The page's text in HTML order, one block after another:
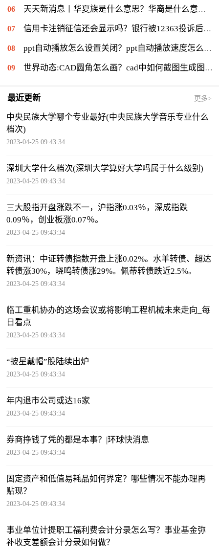
天天新消息丨华夏族是什么意思？华裔是什么意思：华侨在侨居国生下的子女
信用卡注销征信还会显示吗？银行被12363投诉后果是什么？|环球通讯
ppt自动播放怎么设置关闭？ppt自动播放速度怎么调慢？ 世界报资讯
世界动态:CAD圆角怎么画？cad中如何截图生成图片？
最近更新 更多>
中央民族大学哪个专业最好(中央民族大学音乐专业什么
档次)
2023-04-25 09:43:34
深圳大学什么档次(深圳大学算好大学吗属于什么级别)
2023-04-25 09:43:34
三大股指开盘涨跌不一，沪指涨0.03％，深成指跌
0.09％，创业板涨0.07％。
2023-04-25 09:43:34
新资讯：中证转债指数开盘上涨0.02%。水羊转债、超达
转债涨30%，晓鸣转债涨29%。佩蒂转债跌近2.5%。
2023-04-25 09:43:34
临工重机协办的这场会议或将影响工程机械未来走向_每
日看点
2023-04-25 09:43:34
“披星戴帽”股陆续出炉
2023-04-25 09:43:34
年内退市公司或达16家
2023-04-25 09:43:34
券商挣钱了凭的都是本事？|环球快消息
2023-04-25 09:43:34
固定资产和低值易耗品如何界定？哪些情况不能办理再
贴现？
2023-04-25 09:43:34
事业单位计提职工福利费会计分录怎么写？事业基金弥
补收支差额会计分录如何做？